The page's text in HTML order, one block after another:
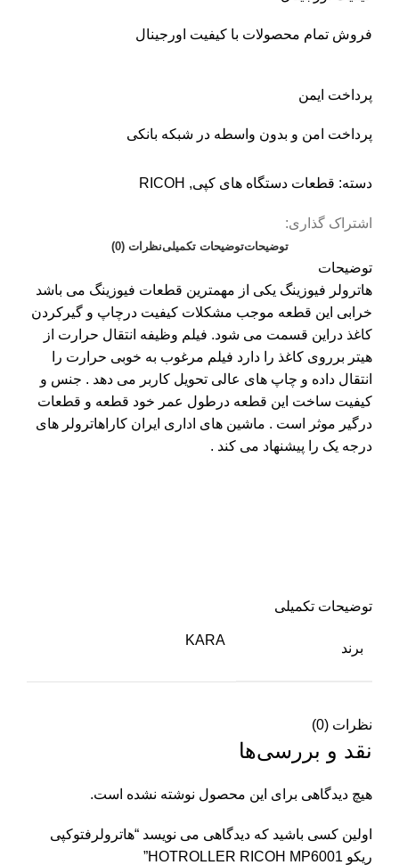
فروش تمام محصولات با کیفیت اورجینال
پرداخت ایمن
پرداخت امن و بدون واسطه در شبکه بانکی
دسته: قطعات دستگاه های کپی,
RICOH
اشتراک گذاری:
توضیحاتتوضیحات تکمیلینظرات (0)
توضیحات
هاترولر فیوزینگ یکی از مهمترین قطعات فیوزینگ می باشد
خرابی این قطعه موجب مشکلات کیفیت درچاپ و گیرکردن
کاغذ دراین قسمت می شود. فیلم وظیفه انتقال حرارت از
هیتر برروی کاغذ را دارد فیلم مرغوب به خوبی حرارت را
انتقال داده و چاپ های عالی تحویل کاربر می دهد . جنس و
کیفیت ساخت این قطعه درطول عمر خود قطعه و قطعات
درگیر موثر است . ماشین های اداری ایران کاراهاترولر های
درجه یک را پیشنهاد می کند .
توضیحات تکمیلی
برند
KARA
نظرات (0)
نقد و بررسی‌ها
هیچ دیدگاهی برای این محصول نوشته نشده است.
اولین کسی باشید که دیدگاهی می نویسد “هاترولرفتوکپی
ریکو HOTROLLER RICOH MP6001”